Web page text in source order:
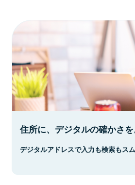
住所に、デジタルの確かさを
デジタルアドレスで入力も検索もスム